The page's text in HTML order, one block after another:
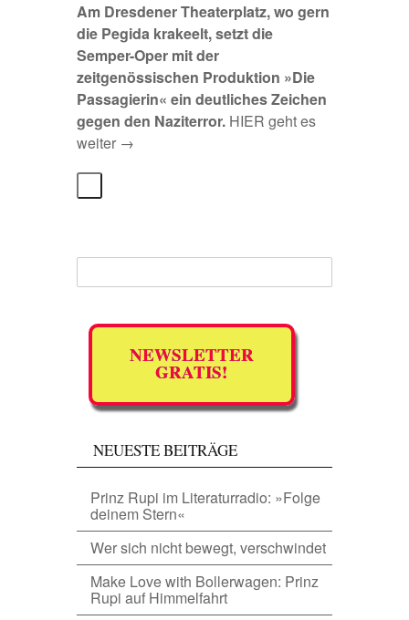
Am Dresdener Theaterplatz, wo gern
die Pegida krakeelt, setzt die
Semper-Oper mit der
zeitgenössischen Produktion »Die
Passagierin« ein deutliches Zeichen
gegen den Naziterror. HIER geht es
weiter →
NEWSLETTER
GRATIS!
NEUESTE BEITRÄGE
Prinz Rupi im Literaturradio: »Folge
deinem Stern«
Wer sich nicht bewegt, verschwindet
Make Love with Bollerwagen: Prinz
Rupi auf Himmelfahrt